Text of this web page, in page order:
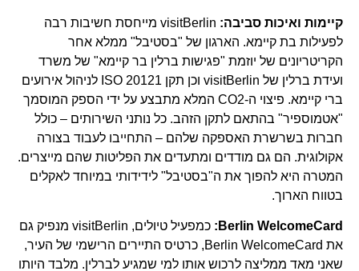
קיימות ואיכות סביבה:
visitBerlin מייחסת חשיבות רבה
לפעילות בת קיימא. הארגון של "בסטיבל" ממלא אחר
הקריטריונים של יוזמת "פגישות ברלין בר קיימא" של משרד
ועידת ברלין של visitBerlin וכן תקן ISO 20121 לניהול אירועים
ברי קיימא. פיצוי ה-CO2 המלא מתבצע על ידי הספק המוסמך
"אטמוספיר" בהתאם לתקן הזהב. כל נותני השירותים – כולל
חברות בשרשרת האספקה שלהם – התחייבו לעבוד בצורה
אקולוגית. הם גם מודדים ומתעדים את הפליטות שהם מייצרים.
המטרה היא להפוך את ה"בסטיבל" לידידותי במיוחד לאקלים
בטווח הארוך.
Berlin WelcomeCard
:
כמפעיל טיולים, visitBerlin מנפיק גם
את Berlin WelcomeCard, כרטיס התיירים הרישמי של העיר,
שאני מאד ממליצה לרכוש אותו למי שמגיע לברלין. מלבד היותו